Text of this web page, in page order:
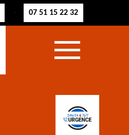
- 07 51 15 22 32